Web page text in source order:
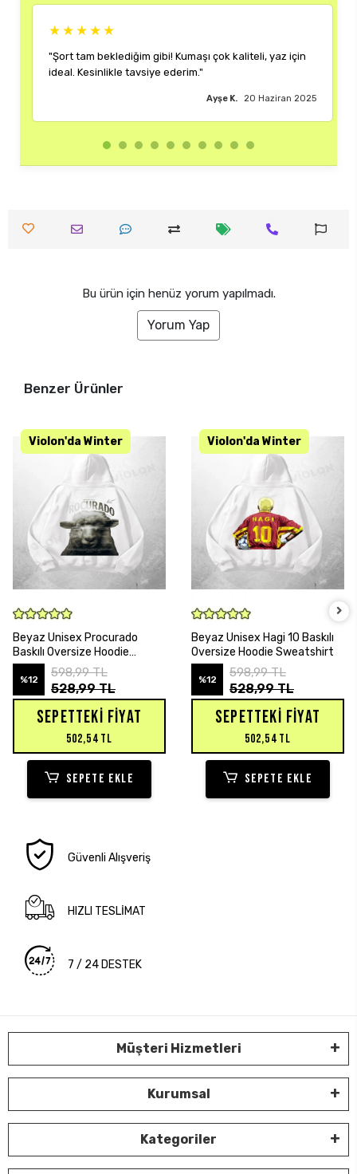
gibi! Kumaşı çok kaliteli, yaz için
tavsiye ederim."
20 Haziran 2025
"Rengi ve kalıbı
Bu ürün için henüz yorum yapılmadı.
Yorum Yap
Benzer Ürünler
Beyaz Unisex Procurado
Baskılı Oversize Hoodie
Sweatshirt
%12
598,99 TL
528,99 TL
SEPETTEKI FIYAT
502,54 TL
SEPETE EKLE
Beyaz Unisex Hagi 10 Baskılı
Oversize Hoodie Sweatshirt
%12
598,99 TL
528,99 TL
SEPETTEKI FIYAT
502,54 TL
SEPETE EKLE
Güvenli Alışveriş
HIZLI TESLİMAT
7 / 24 DESTEK
Müşteri Hizmetleri
Kurumsal
Kategoriler